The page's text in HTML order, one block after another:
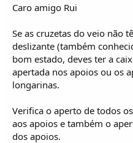
Caro amigo Rui
Se as cruzetas do veio não
deslizante (também
bom estado, deves ter a
apertada nos apoios ou os
longarinas.
Verifica o aperto de todos
aos apoios e também o
dos apoios.